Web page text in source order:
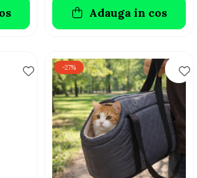
Adauga in cos
-27%